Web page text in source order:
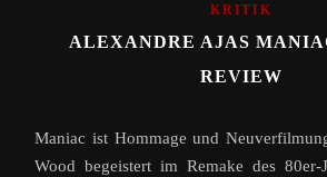
KRITIK
ALEXANDRE AJAS
REVIEW
Maniac ist Hommage und
Wood begeistert im Remake des 80er-